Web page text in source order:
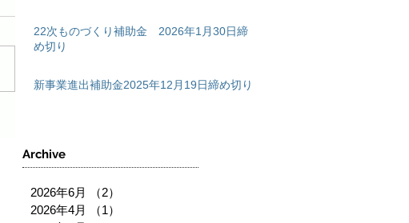
22次ものづくり補助金 2026年1月30日締
め切り
新事業進出補助金2025年12月19日締め切り
Archive
2026年6月 （2）
2026年4月
（1）